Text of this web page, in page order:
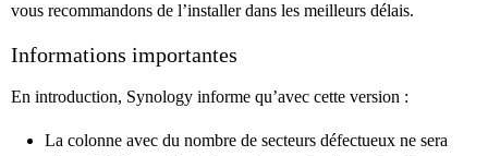
vous recommandons de l’installer dans les meilleurs délais.
Informations importantes
En introduction, Synology informe qu’avec cette version :
La colonne avec du nombre de secteurs défectueux ne sera